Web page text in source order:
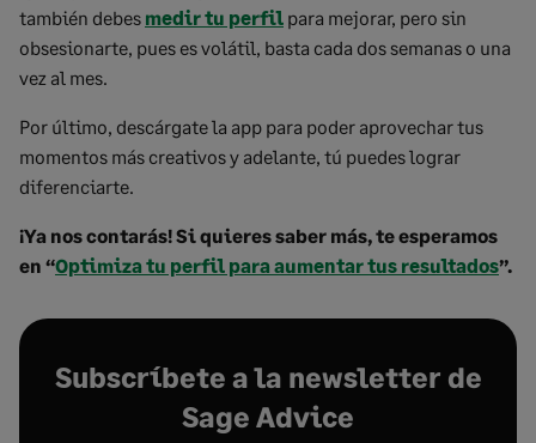
también debes medir tu perfil para mejorar, pero sin
obsesionarte, pues es volátil, basta cada dos semanas o una
vez al mes.
Por último, descárgate la app para poder aprovechar tus
momentos más creativos y adelante, tú puedes lograr
diferenciarte.
¡Ya nos contarás! Si quieres saber más, te esperamos
en “Optimiza tu perfil para aumentar tus resultados”.
Subscríbete a la newsletter de
Sage Advice